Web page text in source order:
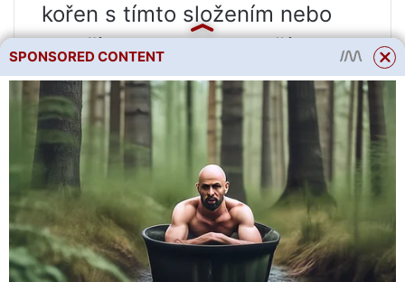
kořen s tímto složením nebo
postříkejte listy. Je lepší to
udělat každých 10-15 dní od
začátku kvetení a během
období tvorby plodů, čímž se
prodlouží plodnost okurek až
do podzimu.
Chlebové hnojivo je také
SPONSORED CONTENT